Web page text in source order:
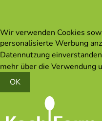
Wir verwenden Cookies
personalisierte Werbung
Datennutzung
mehr über die Verwendung
OK